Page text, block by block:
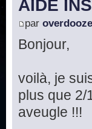
AIDE
par
Bonjour,
voilà, je
plus que 2/
aveugle !!!